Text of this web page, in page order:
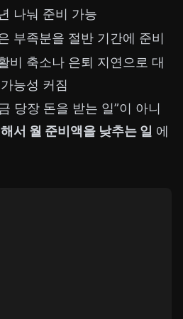
나눠 준비 가능
부족분을 절반 기간에 준비
비 축소나 은퇴 지연으로 대
능성 커짐
당장 돈을 받는 일”이 아니
서 월 준비액을 낮추는 일 에